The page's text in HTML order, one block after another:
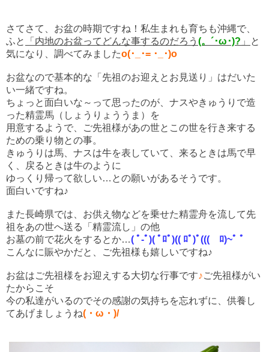
さてさて、お盆の時期ですね！私生まれも育ちも沖縄で、
ふと
「内地のお盆ってどんな事するのだろう (。´･ω･)? 」
と
気になり、調べてみましたo(･_･= ･_･)o
お盆なので基本的な「先祖のお迎えとお見送り」はだいた
い一緒ですね。
ちょっと面白いな～って思ったのが、ナスやきゅうりで造
った精霊馬（しょうりょううま）を
用意するようで、ご先祖様があの世とこの世を行き来する
ための乗り物との事。
きゅうりは馬、ナスは牛を表していて、来るときは馬で早
く、戻るときは牛のように
ゆっくり帰って欲しい…との願いがあるそうです。
面白いですね♪
また長崎県では、お供え物などを乗せた精霊舟を流して先
祖をあの世へ送る「精霊流し」の他
お墓の前で花火をするとか…( ﾟ-ﾟ)( ﾟﾛﾟ)(( ﾛﾟ)ﾟ((( ﾛ)~ﾟ ﾟ
こんなに賑やかだと、ご先祖様も嬉しいですね♪
お盆はご先祖様をお迎えする大切な行事です♪ご先祖様がい
たからこそ
今の私達がいるのでその感謝の気持ちを忘れずに、供養し
てあげましょうね(・ω・)/